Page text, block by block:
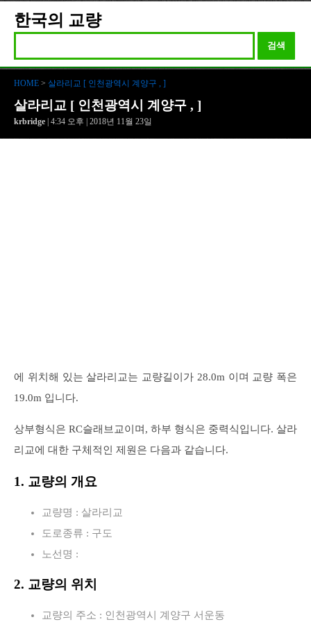
한국의 교량
검색
HOME > 살라리교 [ 인천광역시 계양구 , ]
살라리교 [ 인천광역시 계양구 , ]
krbridge | 4:34 오후 | 2018년 11월 23일
에 위치해 있는 살라리교는 교량길이가 28.0m 이며 교량 폭은
19.0m 입니다.
상부형식은 RC슬래브교이며, 하부 형식은 중력식입니다. 살라
리교에 대한 구체적인 제원은 다음과 같습니다.
1. 교량의 개요
교량명 : 살라리교
도로종류 : 구도
노선명 :
2. 교량의 위치
교량의 주소 : 인천광역시 계양구 서운동